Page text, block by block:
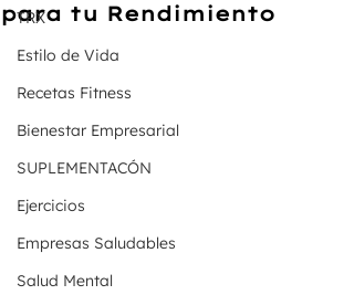
TRX
Estilo de Vida
Recetas Fitness
Bienestar Empresarial
SUPLEMENTACÓN
Ejercicios
Empresas Saludables
Salud Mental
para tu Rendimiento